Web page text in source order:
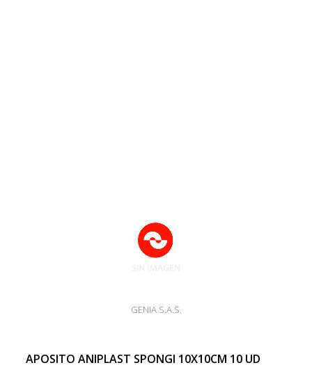
GENIA S.A.S.
APOSITO ANIPLAST SPONGI 10X10CM 10 UD